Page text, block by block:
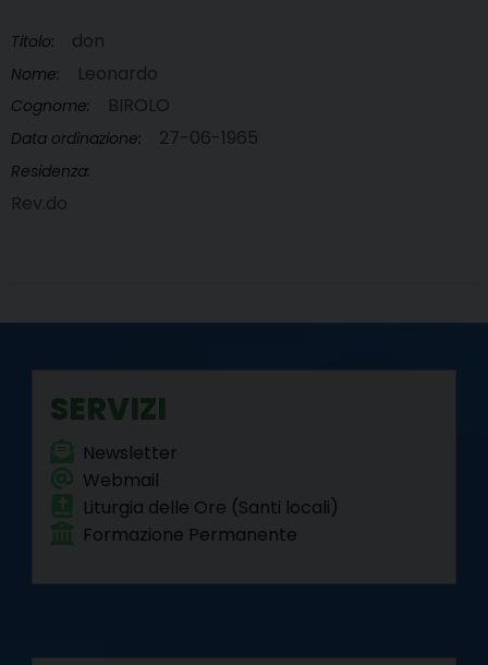
Titolo: don
Nome: Leonardo
Cognome: BIROLO
Data ordinazione: 27-06-1965
Residenza:
Rev.do
SERVIZI
Newsletter
Webmail
Liturgia delle Ore (Santi locali)
Formazione Permanente